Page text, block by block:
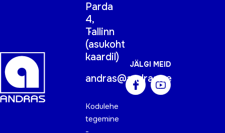
Parda
4,
Tallinn
(asukoht
kaardil)
andras@andras.ee
Kodulehe
tegemine
JÄLGI MEID